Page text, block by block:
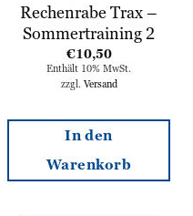
Rechenrabe Trax –
Sommertraining 2
€10,50
Enthält 10% MwSt.
zzgl. Versand
In den
Warenkorb